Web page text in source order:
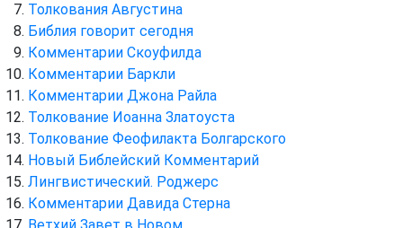
Толкования Августина
Библия говорит сегодня
Комментарии Скоуфилда
Комментарии Баркли
Комментарии Джона Райла
Толкование Иоанна Златоуста
Толкование Феофилакта Болгарского
Новый Библейский Комментарий
Лингвистический. Роджерс
Комментарии Давида Стерна